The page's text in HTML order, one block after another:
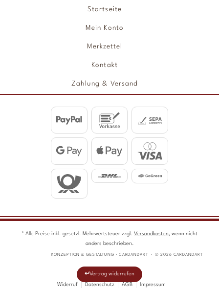
Startseite
Mein Konto
Merkzettel
Kontakt
Zahlung & Versand
* Alle Preise inkl. gesetzl. Mehrwertsteuer zzgl. Versandkosten, wenn nicht
anders beschrieben.
KONZEPTION & GESTALTUNG · CARDANDART · © 2026 CARDANDART
Vertrag widerrufen
Widerruf
Datenschutz AGB Impressum